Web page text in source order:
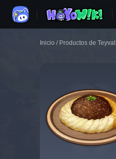
Inicio / Productos de Teyvat